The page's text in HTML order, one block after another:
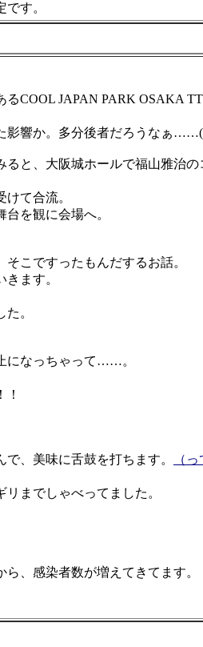
す。
COOL JAPAN PARK OSAKA
影響か。多分後者だろうなぁ
と、大阪城ホールで福山雅治
て合流。
を観に会場へ。
こですったもんだするお話。
ます。
。
になっちゃって……。
、美味に舌鼓を打ちます。
（
までしゃべってました。
、感染者数が増えてきてます。